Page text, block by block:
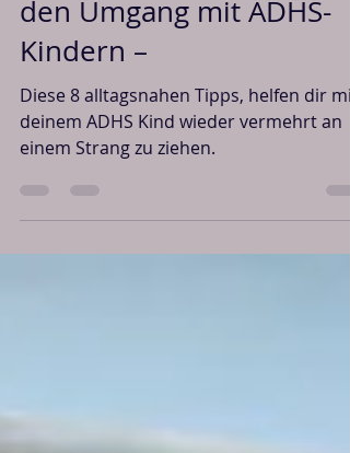
8 alltagsnahe Tipps für
den Umgang mit ADHS-
Kindern –
Diese 8 alltagsnahen Tipps, helfen dir mit